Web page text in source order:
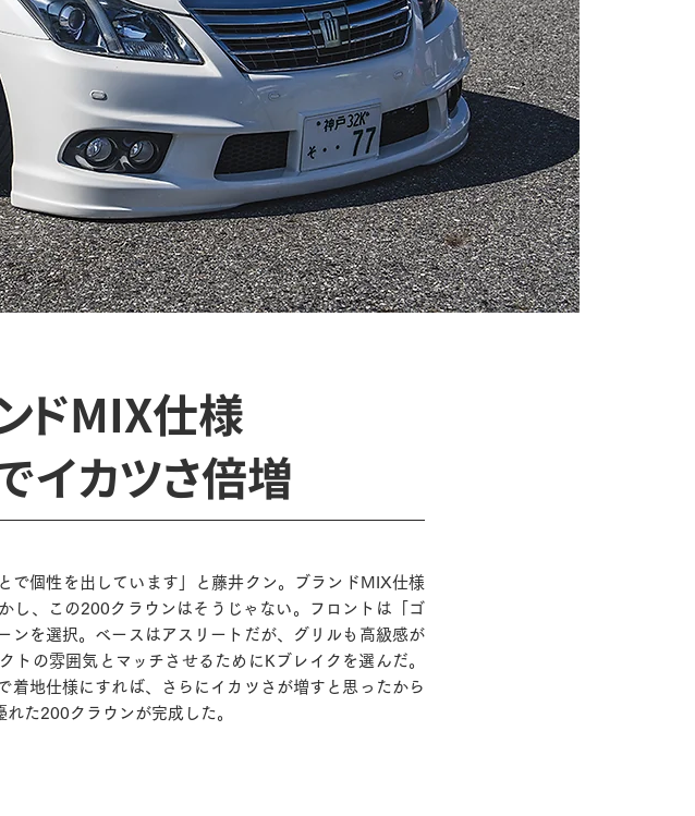
ドMIX仕様
イカツさ倍増
で個性を出しています」と藤井クン。ブランドMIX仕様
し、この200クラウンはそうじゃない。フロントは「ゴ
ンを選択。ベースはアスリートだが、グリルも高級感が
の雰囲気とマッチさせるためにKブレイクを選んだ。
地仕様にすれば、さらにイカツさが増すと思ったから
た200クラウンが完成した。